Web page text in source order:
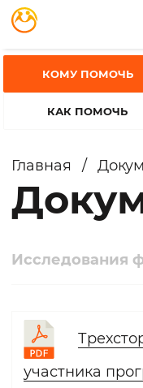
КОМУ ПОМОЧЬ
КАК ПОМОЧЬ
Главная /
Исследования
участника